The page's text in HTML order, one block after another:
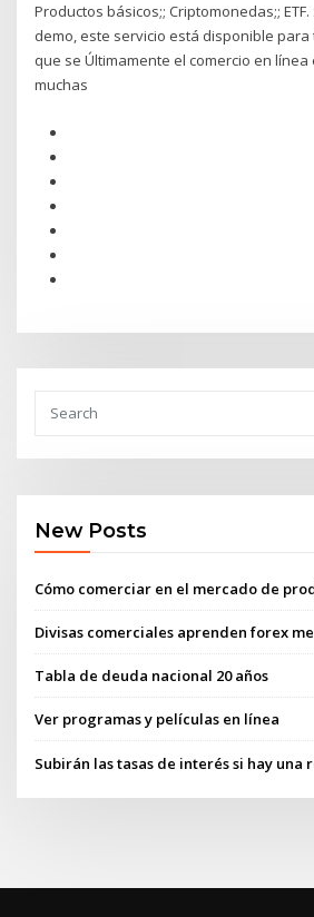
Productos básicos;; Criptomonedas;;
demo, este servicio está disponible
que se Últimamente el comercio en
muchas
New Posts
Cómo comerciar en el mercado de
Divisas comerciales aprenden forex
Tabla de deuda nacional 20 años
Ver programas y películas en línea
Subirán las tasas de interés si hay una